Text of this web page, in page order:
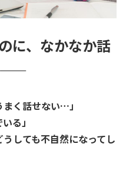
に、なかなか話
——
まく話せない…」
る」
うしても不自然になってし